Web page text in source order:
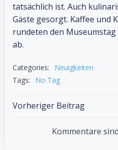
tatsächlich ist. Auch
Gäste gesorgt. Kaffee und
rundeten den
ab.
Categories:
Neuigkeiten
Tags:
No Tag
Post
navigation
Vorheriger Beitrag
Kommentare